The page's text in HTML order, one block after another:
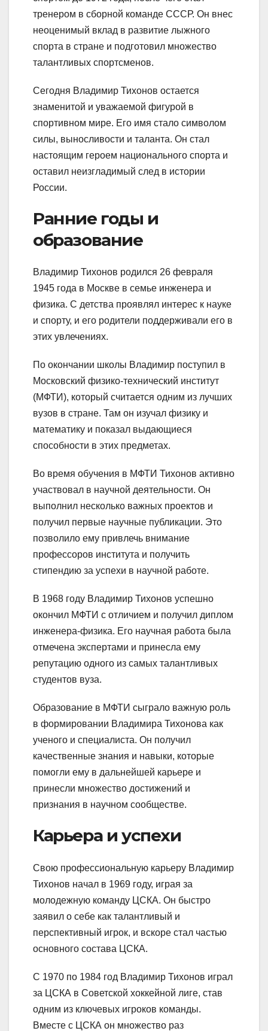
тренером в сборной команде СССР. Он внес
неоценимый вклад в развитие лыжного
спорта в стране и подготовил множество
талантливых спортсменов.
Сегодня Владимир Тихонов остается
знаменитой и уважаемой фигурой в
спортивном мире. Его имя стало символом
силы, выносливости и таланта. Он стал
настоящим героем национального спорта и
оставил неизгладимый след в истории
России.
Ранние годы и
образование
Владимир Тихонов родился 26 февраля
1945 года в Москве в семье инженера и
физика. С детства проявлял интерес к науке
и спорту, и его родители поддерживали его в
этих увлечениях.
По окончании школы Владимир поступил в
Московский физико-технический институт
(МФТИ), который считается одним из лучших
вузов в стране. Там он изучал физику и
математику и показал выдающиеся
способности в этих предметах.
Во время обучения в МФТИ Тихонов активно
участвовал в научной деятельности. Он
выполнил несколько важных проектов и
получил первые научные публикации. Это
позволило ему привлечь внимание
профессоров института и получить
стипендию за успехи в научной работе.
В 1968 году Владимир Тихонов успешно
окончил МФТИ с отличием и получил диплом
инженера-физика. Его научная работа была
отмечена экспертами и принесла ему
репутацию одного из самых талантливых
студентов вуза.
Образование в МФТИ сыграло важную роль
в формировании Владимира Тихонова как
ученого и специалиста. Он получил
качественные знания и навыки, которые
помогли ему в дальнейшей карьере и
принесли множество достижений и
признания в научном сообществе.
Карьера и успехи
Свою профессиональную карьеру Владимир
Тихонов начал в 1969 году, играя за
молодежную команду ЦСКА. Он быстро
заявил о себе как талантливый и
перспективный игрок, и вскоре стал частью
основного состава ЦСКА.
С 1970 по 1984 год Владимир Тихонов играл
за ЦСКА в Советской хоккейной лиге, став
одним из ключевых игроков команды.
Вместе с ЦСКА он множество раз